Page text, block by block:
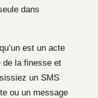
dans
est un acte
de la finesse et
un SMS
ou un message